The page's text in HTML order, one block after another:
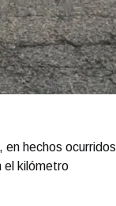
en hechos ocurridos
el kilómetro